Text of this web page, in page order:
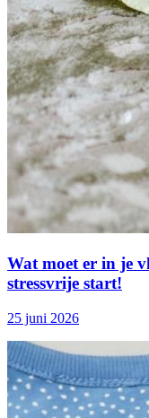
Wat moet er in je
stressvrije start!
25 juni 2026